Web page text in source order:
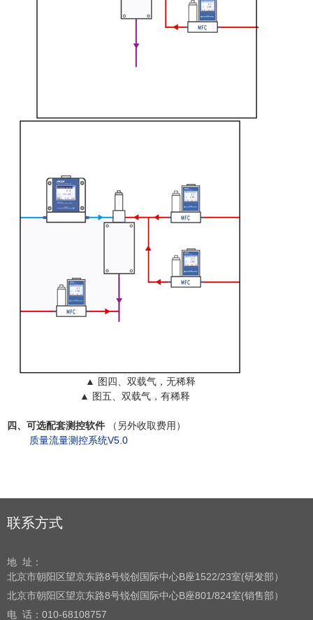
▲ 图四、 双载气，无稀释
▲ 图五、双载气，有稀释
四、可选配套测控软件
（另外收取费用）
质量流量测控系统V5.0
联系方式
地 址：
北京市朝阳区望京东路8号锐创国际中心B座1522/23室(研发部）
北京市朝阳区望京东路8号锐创国际中心B座801/824室(销售部）
电 话： 010-68108757